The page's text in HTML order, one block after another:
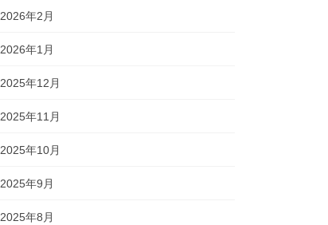
2026年2月
2026年1月
2025年12月
2025年11月
2025年10月
2025年9月
2025年8月